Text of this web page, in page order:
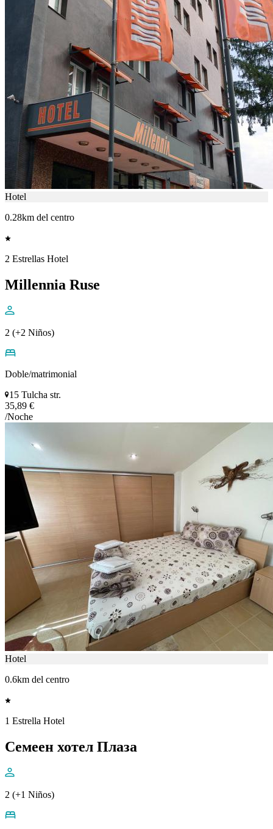
Hotel
0.28km del centro
2 Estrellas Hotel
Millennia Ruse
2 (+2 Niños)
Doble/matrimonial
15 Tulcha str.
35,89 €
/Noche
Hotel
0.6km del centro
1 Estrella Hotel
Семеен хотел Плаза
2 (+1 Niños)